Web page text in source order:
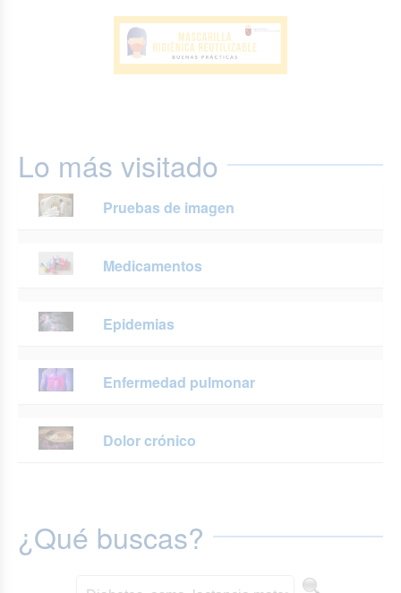
Lo más visitado
Pruebas de imagen
Medicamentos
Epidemias
Enfermedad pulmonar
Dolor crónico
¿Qué buscas?